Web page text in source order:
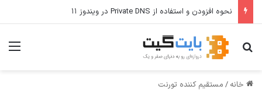
نحوه افزودن و استفاده از Private DNS در ویندوز ۱۱
جستجو برای
خانه / مستقیم کننده تورنت